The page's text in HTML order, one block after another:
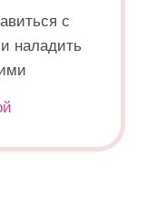
с
наладить